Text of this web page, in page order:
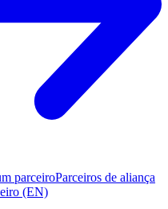
parceiroParceiros de aliança
(EN)